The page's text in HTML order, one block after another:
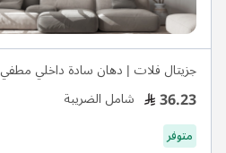
جزيتال فلات | دهان سادة داخلي مطفي
36.23 شامل الضريبة
متوفر